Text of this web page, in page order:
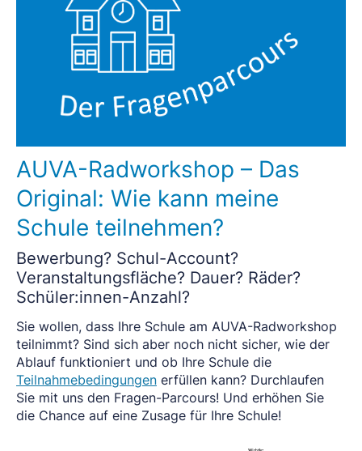
AUVA-Radworkshop – Das
Original: Wie kann meine
Schule teilnehmen?
Bewerbung? Schul-Account?
Veranstaltungsfläche? Dauer? Räder?
Schüler:innen-Anzahl?
Sie wollen, dass Ihre Schule am AUVA-Radworkshop
teilnimmt? Sind sich aber noch nicht sicher, wie der
Ablauf funktioniert und ob Ihre Schule die
Teilnahmebedingungen erfüllen kann? Durchlaufen
Sie mit uns den Fragen-Parcours! Und erhöhen Sie
die Chance auf eine Zusage für Ihre Schule!